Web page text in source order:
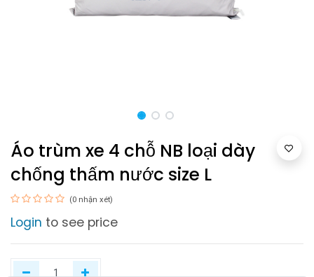
Áo trùm xe 4 chỗ NB loại dày
chống thấm nước size L
(0 nhận xét)
Login to see price